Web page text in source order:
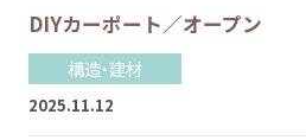
DIYカーポート／オープン
構造・建材
2025.11.12